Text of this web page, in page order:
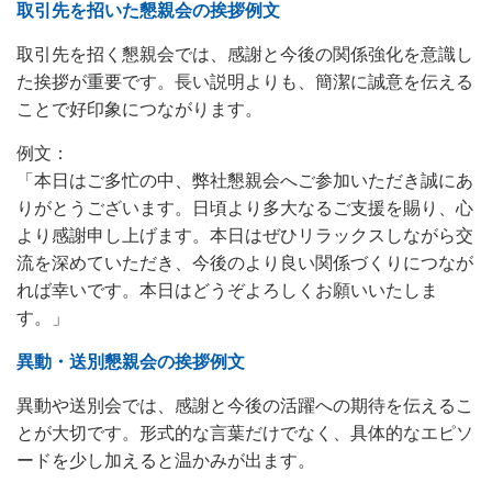
取引先を招いた懇親会の挨拶例文
取引先を招く懇親会では、感謝と今後の関係強化を意識し
た挨拶が重要です。長い説明よりも、簡潔に誠意を伝える
ことで好印象につながります。
例文：
「本日はご多忙の中、弊社懇親会へご参加いただき誠にあ
りがとうございます。日頃より多大なるご支援を賜り、心
より感謝申し上げます。本日はぜひリラックスしながら交
流を深めていただき、今後のより良い関係づくりにつなが
れば幸いです。本日はどうぞよろしくお願いいたしま
す。」
異動・送別懇親会の挨拶例文
異動や送別会では、感謝と今後の活躍への期待を伝えるこ
とが大切です。形式的な言葉だけでなく、具体的なエピソ
ードを少し加えると温かみが出ます。